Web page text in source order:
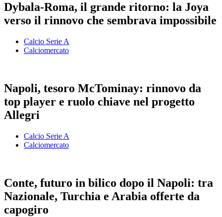
Dybala-Roma, il grande ritorno: la Joya
verso il rinnovo che sembrava impossibile
Calcio Serie A
Calciomercato
Napoli, tesoro McTominay: rinnovo da
top player e ruolo chiave nel progetto
Allegri
Calcio Serie A
Calciomercato
Conte, futuro in bilico dopo il Napoli: tra
Nazionale, Turchia e Arabia offerte da
capogiro